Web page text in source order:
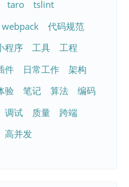
taro
tslint
webpack
代码规范
程序 工具
工程
件 日常工作
架构
验 笔记 算法
编码
调试 质量
跨端
高并发